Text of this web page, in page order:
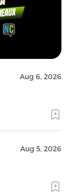
Aug 6, 2026
Aug 5, 2026